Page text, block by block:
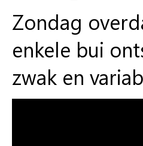
Zondag
enkele bui
zwak en